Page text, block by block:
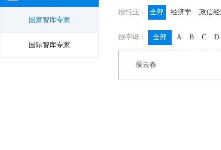
国家智库专家
国际智库专家
按行业： 全部 经济学
政信
膳食养生
名医西药
按字母： 全部 A B C D
侯云春